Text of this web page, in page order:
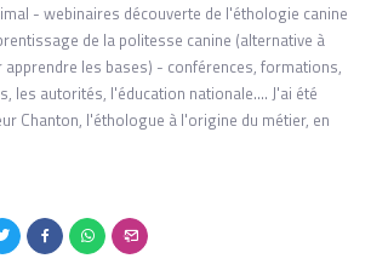
- webinaires découverte de l'éthologie canine
de la politesse canine (alternative à
apprendre les bases) - conférences, formations,
les autorités, l'éducation nationale.... J'ai été
Chanton, l'éthologue à l'origine du métier, en